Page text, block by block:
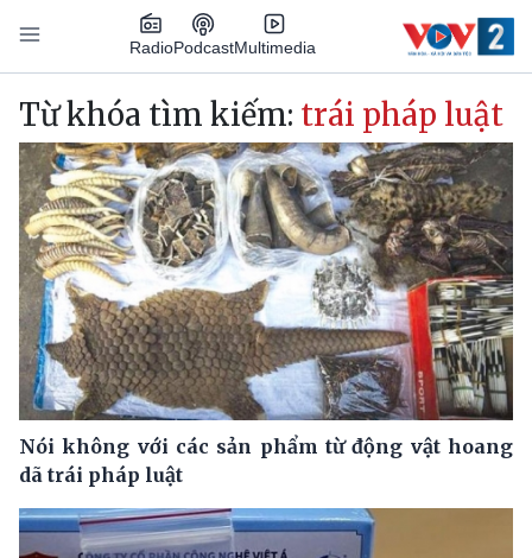
Nhảy đến nội dung
RadioPodcastMultimedia
Main navigation
Từ khóa tìm kiếm: trái pháp luật
Nói không với các sản phẩm từ động vật hoang
dã trái pháp luật